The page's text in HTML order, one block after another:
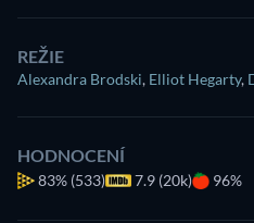
REŽIE
Alexandra Brodski, Elliot Hegarty,
HODNOCENÍ
83% (533) 7.9 (20k) 96%